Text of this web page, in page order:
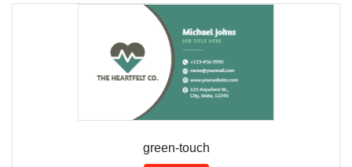
green-touch